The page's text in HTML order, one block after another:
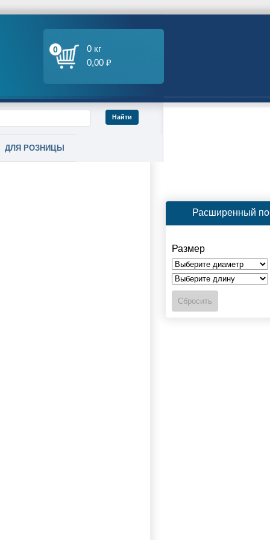
0
0 кг
0,00 ₽
ДЛЯ РОЗНИЦЫ
Расширенный
Размер